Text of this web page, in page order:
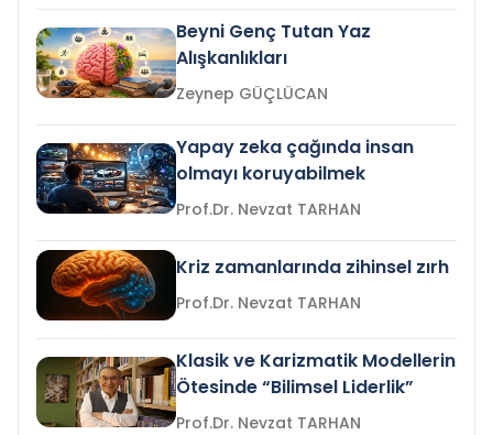
Beyni Genç Tutan Yaz
Alışkanlıkları
Zeynep GÜÇLÜCAN
Yapay zeka çağında insan
olmayı koruyabilmek
Prof.Dr. Nevzat TARHAN
Kriz zamanlarında zihinsel zırh
Prof.Dr. Nevzat TARHAN
Klasik ve Karizmatik Modellerin
Ötesinde “Bilimsel Liderlik”
Prof.Dr. Nevzat TARHAN